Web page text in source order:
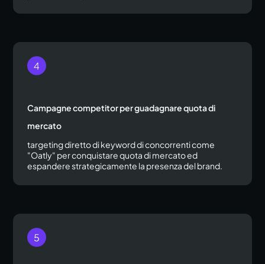
Campagne competitor per guadagnare quota di
mercato
targeting diretto di keyword di concorrenti come
"Oatly" per conquistare quota di mercato ed
espandere strategicamente la presenza del brand.